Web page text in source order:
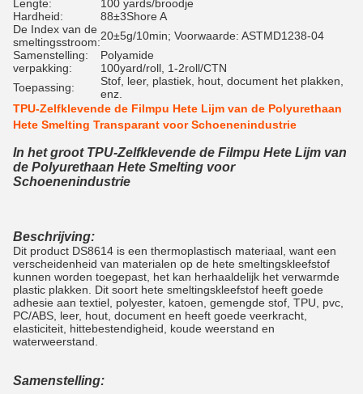
Lengte:
100 yards/broodje
Hardheid:
88±3Shore A
De Index van de
smeltingsstroom:20±5g/10min; Voorwaarde: ASTMD1238-04
Samenstelling:
Polyamide
verpakking:
100yard/roll, 1-2roll/CTN
Toepassing:
Stof, leer, plastiek, hout, document het plakken,
enz.
TPU-Zelfklevende de Filmpu Hete Lijm van de Polyurethaan
Hete Smelting Transparant voor Schoenenindustrie
In het groot TPU-Zelfklevende de Filmpu Hete Lijm van
de Polyurethaan Hete Smelting voor
Schoenenindustrie
Beschrijving:
Dit product DS8614 is een thermoplastisch materiaal, want een
verscheidenheid van materialen op de hete smeltingskleefstof
kunnen worden toegepast, het kan herhaaldelijk het verwarmde
plastic plakken. Dit soort hete smeltingskleefstof heeft goede
adhesie aan textiel, polyester, katoen, gemengde stof, TPU, pvc,
PC/ABS, leer, hout, document en heeft goede veerkracht,
elasticiteit, hittebestendigheid, koude weerstand en
waterweerstand.
Samenstelling: